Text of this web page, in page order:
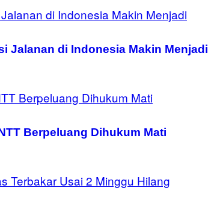
Jalanan di Indonesia Makin Menjadi
Berpeluang Dihukum Mati